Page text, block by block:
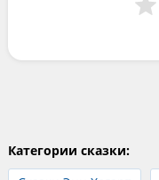
Категории сказки: